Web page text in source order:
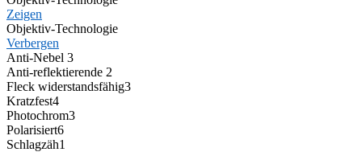
Zeigen
Objektiv-Technologie
Verbergen
Anti-Nebel 3
Anti-reflektierende 2
Fleck widerstandsfähig3
Kratzfest4
Photochrom3
Polarisiert6
Schlagzäh1